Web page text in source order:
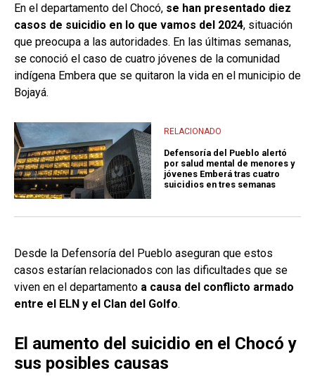
En el departamento del Chocó, se han presentado diez
casos de suicidio en lo que vamos del 2024, situación
que preocupa a las autoridades. En las últimas semanas,
se conoció el caso de cuatro jóvenes de la comunidad
indígena Embera que se quitaron la vida en el municipio de
Bojayá.
RELACIONADO
Defensoría del Pueblo alertó
por salud mental de menores y
jóvenes Emberá tras cuatro
suicidios en tres semanas
Desde la Defensoría del Pueblo aseguran que estos
casos estarían relacionados con las dificultades que se
viven en el departamento a causa del conflicto armado
entre el ELN y el Clan del Golfo.
El aumento del suicidio en el Chocó y
sus posibles causas